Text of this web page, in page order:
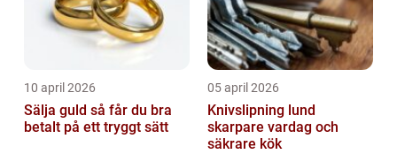
10 april 2026
Sälja guld så får du bra
betalt på ett tryggt sätt
05 april 2026
Knivslipning lund
skarpare vardag och
säkrare kök